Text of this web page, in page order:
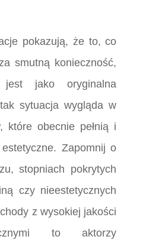
pokazują, że to, co
smutną konieczność,
jest jako oryginalna
sytuacja wygląda w
które obecnie pełnią i
Zapomnij o
stopniach pokrytych
czy nieestetycznych
z wysokiej jakości
to aktorzy